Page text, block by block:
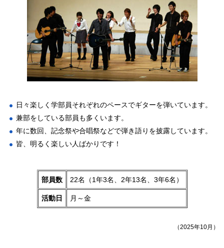
日々楽しく学部員それぞれのペースでギターを弾いています。
兼部をしている部員も多くいます。
年に数回、記念祭や合唱祭などで弾き語りを披露しています。
皆、明るく楽しい人ばかりです！
部員数 22名（1年3名、2年13名、3年6名）
活動日 月～金
（2025年10月）